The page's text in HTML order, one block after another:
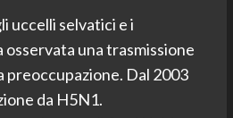
uccelli selvatici e i
una trasmissione
preoccupazione. Dal 2003
da H5N1.